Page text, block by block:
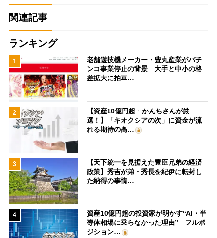
関連記事
ランキング
1
老舗遊技機メーカー・豊丸産業がパチ
ンコ事業停止の背景 大手と中小の格
差拡大に拍車…
2
【資産10億円超・かんちさんが厳
選！】「キオクシアの次」に資金が流
れる期待の高…
3
【天下統一を見据えた豊臣兄弟の経済
政策】秀吉が弟・秀長を紀伊に転封し
た納得の事情…
4
資産10億円超の投資家が明かす“AI・半
導体相場に乗らなかった理由” フルポ
ジション…